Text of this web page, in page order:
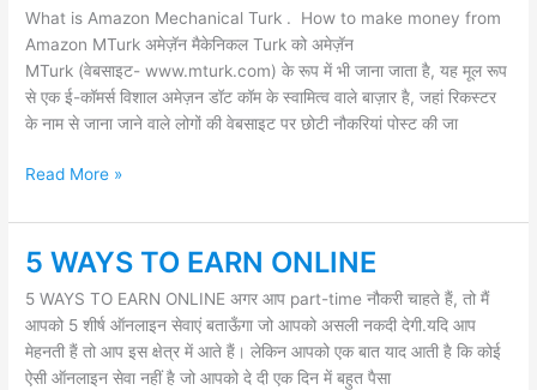
What is Amazon Mechanical Turk . How to make money from
Amazon MTurk अमेज़ॅन मैकेनिकल Turk को अमेज़ॅन
MTurk (वेबसाइट- www.mturk.com) के रूप में भी जाना जाता है, यह मूल रूप
से एक ई-कॉमर्स विशाल अमेज़न डॉट कॉम के स्वामित्व वाले बाज़ार है, जहां रिकस्टर
के नाम से जाना जाने वाले लोगों की वेबसाइट पर छोटी नौकरियां पोस्ट की जा
Turk
.
How
to
make
from
MTurk
Read More »
5 WAYS TO EARN ONLINE
5 WAYS TO EARN ONLINE अगर आप part-time नौकरी चाहते हैं, तो मैं
आपको 5 शीर्ष ऑनलाइन सेवाएं बताऊँगा जो आपको असली नकदी देगी.यदि आप
मेहनती हैं तो आप इस क्षेत्र में आते हैं। लेकिन आपको एक बात याद आती है कि कोई
ऐसी ऑनलाइन सेवा नहीं है जो आपको दे दी एक दिन में बहुत पैसा
5
TO
EARN
ONLINE